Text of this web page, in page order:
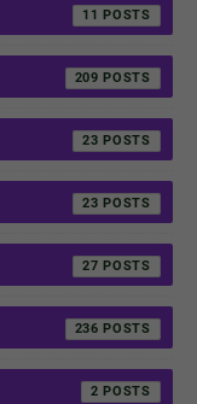
11
209
23
23
27
236
2